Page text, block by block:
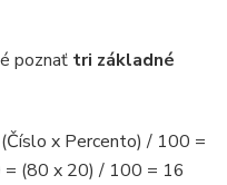
poznať tri základné
x Percento) / 100 =
(80 x 20) / 100 = 16